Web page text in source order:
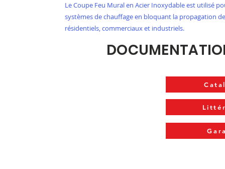
Le Coupe Feu Mural en Acier Inoxydable est utilisé
systèmes de chauffage en bloquant la propagation
résidentiels, commerciaux et industriels.